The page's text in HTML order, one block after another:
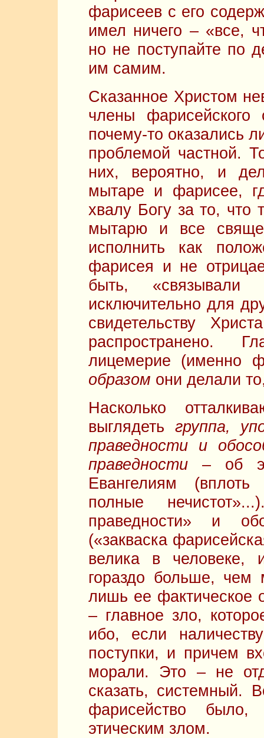
фарисеев с его
имел ничего – «все,
но не поступайте по
им самим.
Сказанное Христом
члены
почему-то оказались
проблемой частной.
них, вероятно, и
мытаре и фарисее,
хвалу Богу за то, что
мытарю и все
исполнить как
фарисея и не
быть, «связывали
исключительно для
свидетельству
распространено.
лицемерие (именно
образом они делали
Насколько
выглядеть группа,
праведности и
праведности – об
Евангелиям
полные
праведности» и
(«закваска
велика в человеке,
гораздо больше,
лишь ее фактическое
– главное зло,
ибо, если
поступки, и причем
морали. Это – не
сказать, системный.
фарисейство
этическим злом.